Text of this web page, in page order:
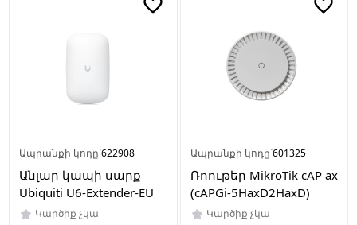
Ապրանքի կոդը՝622908
Անլար կապի սարք
Ubiquiti U6-Extender-EU
Կարծիք չկա
Ապրանքի կոդը՝601325
Ռոութեր MikroTik cAP ax
(cAPGi-5HaxD2HaxD)
Կարծիք չկա